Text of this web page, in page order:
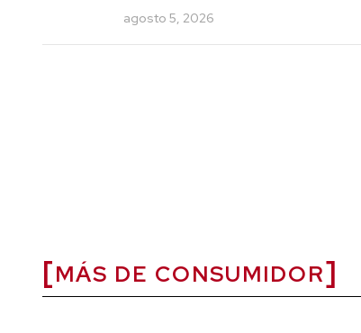
agosto 5, 2026
MÁS DE CONSUMIDOR